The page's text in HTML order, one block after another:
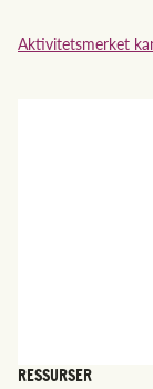
Aktivitetsmerket
RESSURSER